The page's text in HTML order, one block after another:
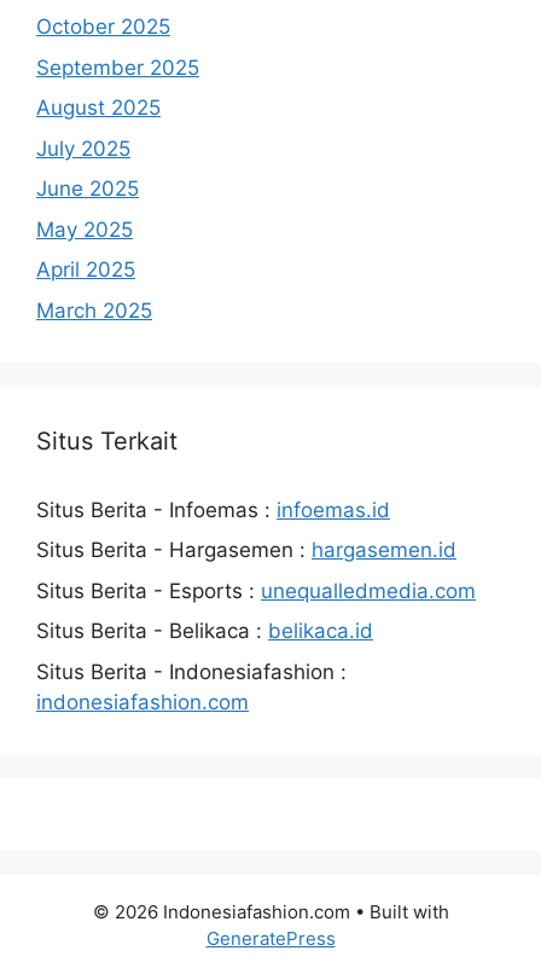
October 2025
September 2025
August 2025
July 2025
June 2025
May 2025
April 2025
March 2025
Situs Terkait
Situs Berita - Infoemas : infoemas.id
Situs Berita - Hargasemen : hargasemen.id
Situs Berita - Esports : unequalledmedia.com
Situs Berita - Belikaca : belikaca.id
Situs Berita - Indonesiafashion :
indonesiafashion.com
© 2026 Indonesiafashion.com • Built with
GeneratePress